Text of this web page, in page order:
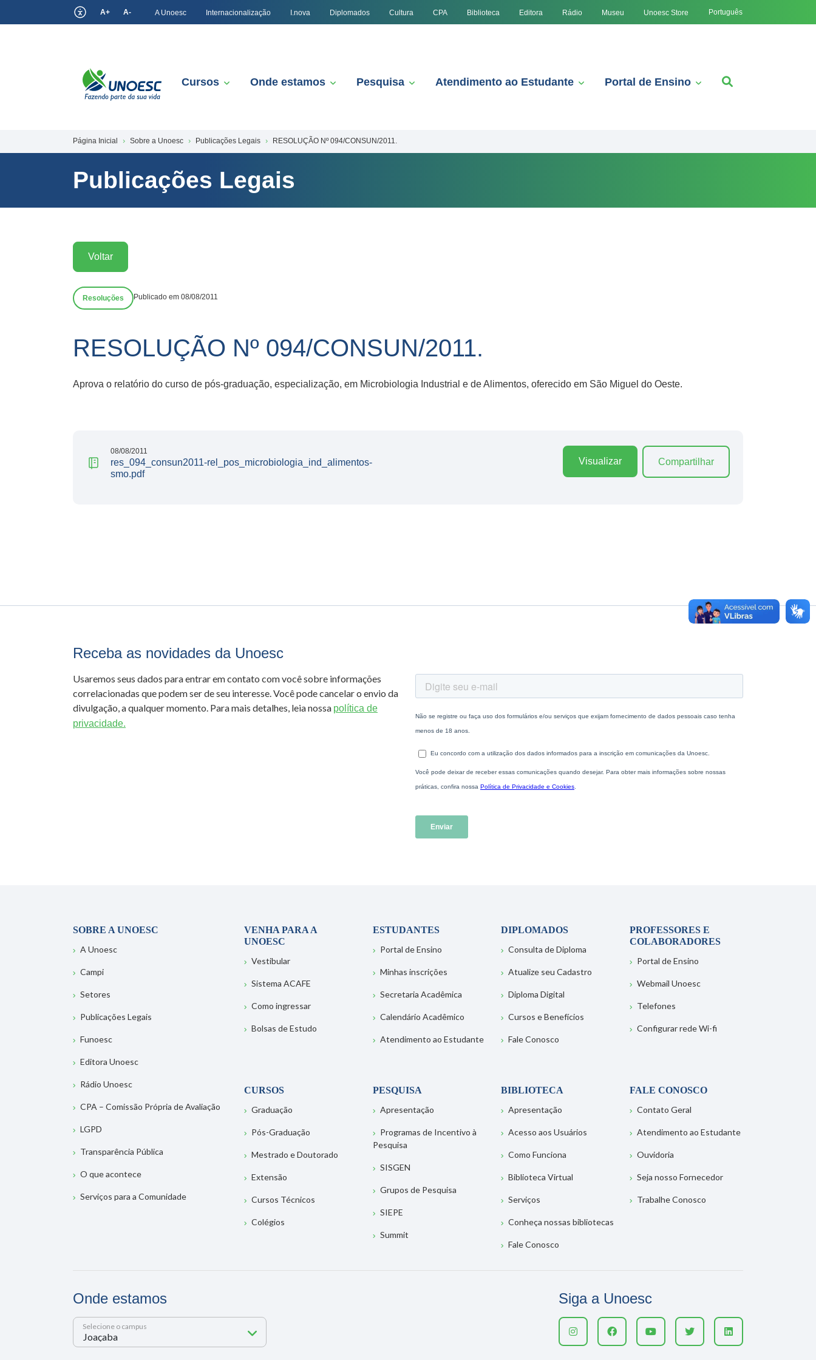
A+ A- A Unoesc Internacionalização I.nova Diplomados Cultura CPA Biblioteca Editora Rádio Museu Unoesc Store Português
Cursos Onde estamos Pesquisa Atendimento ao Estudante Portal de Ensino
Página Inicial Sobre a Unoesc Publicações Legais RESOLUÇÃO Nº 094/CONSUN/2011.
Publicações Legais
Voltar
Resoluções Publicado em 08/08/2011
RESOLUÇÃO Nº 094/CONSUN/2011.
Aprova o relatório do curso de pós-graduação, especialização, em Microbiologia Industrial e de Alimentos, oferecido em São Miguel do Oeste.
08/08/2011
res_094_consun2011-rel_pos_microbiologia_ind_alimentos-
smo.pdf
Visualizar Compartilhar
Receba as novidades da Unoesc
Usaremos seus dados para entrar em contato com você sobre informações
correlacionadas que podem ser de seu interesse. Você pode cancelar o envio da
divulgação, a qualquer momento. Para mais detalhes, leia nossa política de
privacidade.
SOBRE A UNOESC
A Unoesc
Campi
Setores
Publicações Legais
Funoesc
Editora Unoesc
Rádio Unoesc
CPA – Comissão Própria de Avaliação
LGPD
Transparência Pública
O que acontece
Serviços para a Comunidade
VENHA PARA A
UNOESC
Vestibular
Sistema ACAFE
Como ingressar
Bolsas de Estudo
ESTUDANTES
Portal de Ensino
Minhas inscrições
Secretaria Acadêmica
Calendário Acadêmico
Atendimento ao Estudante
DIPLOMADOS
Consulta de Diploma
Atualize seu Cadastro
Diploma Digital
Cursos e Benefícios
Fale Conosco
PROFESSORES E
COLABORADORES
Portal de Ensino
Webmail Unoesc
Telefones
Configurar rede Wi-fi
CURSOS
Graduação
Pós-Graduação
Mestrado e Doutorado
Extensão
Cursos Técnicos
Colégios
PESQUISA
Apresentação
Programas de Incentivo à
Pesquisa
SISGEN
Grupos de Pesquisa
SIEPE
Summit
BIBLIOTECA
Apresentação
Acesso aos Usuários
Como Funciona
Biblioteca Virtual
Serviços
Conheça nossas bibliotecas
Fale Conosco
FALE CONOSCO
Contato Geral
Atendimento ao Estudante
Ouvidoria
Seja nosso Fornecedor
Trabalhe Conosco
Onde estamos
Selecione o campus
Siga a Unoesc